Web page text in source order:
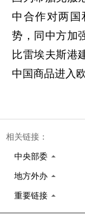
中合作对两
势，同中方加
比雷埃夫斯港
中国商品进入
相关链接：
中央部委
地方外办
重要链接